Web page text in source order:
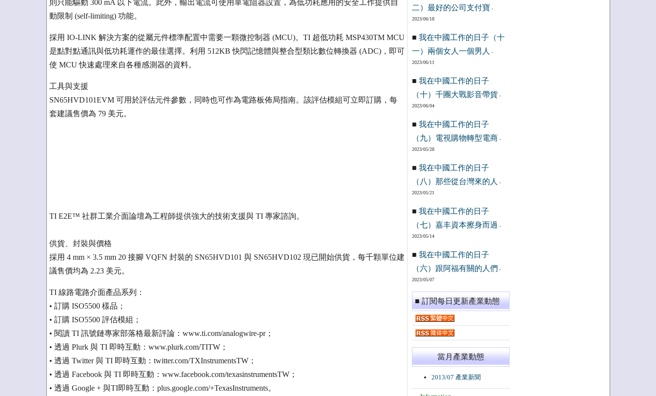
則只能驅動 300 mA 以下電流。此外，輸出電流可使用單電阻器設置，為低功耗應用的安全工作提供自
動限制 (self-limiting) 功能。
採用 IO-LINK 解決方案的從屬元件標準配置中需要一顆微控制器 (MCU)。TI 超低功耗 MSP430TM MCU
是點對點通訊與低功耗運作的最佳選擇。利用 512KB 快閃記憶體與整合型類比數位轉換器 (ADC)，即可
使 MCU 快速處理來自各種感測器的資料。
工具與支援
SN65HVD101EVM 可用於評估元件參數，同時也可作為電路板佈局指南。該評估模組可立即訂購，每
套建議售價為 79 美元。
TI E2E™ 社群工業介面論壇為工程師提供強大的技術支援與 TI 專家諮詢。
供貨、封裝與價格
採用 4 mm × 3.5 mm 20 接腳 VQFN 封裝的 SN65HVD101 與 SN65HVD102 現已開始供貨，每千顆單位建
議售價均為 2.23 美元。
TI 線路電路介面產品系列：
• 訂購 ISO5500 樣品；
• 訂購 ISO5500 評估模組；
• 閱讀 TI 訊號鏈專家部落格最新評論：www.ti.com/analogwire-pr；
• 透過 Plurk 與 TI 即時互動：www.plurk.com/TITW；
• 透過 Twitter 與 TI 即時互動：twitter.com/TXInstrumentsTW；
• 透過 Facebook 與 TI 即時互動：www.facebook.com/texasinstrumentsTW；
• 透過 Google + 與TI即時互動：plus.google.com/+TexasInstruments。
二）最好的公司支付寶 -
2023/06/18
■ 我在中國工作的日子（十
一）兩個女人一個男人
-
2023/06/11
■ 我在中國工作的日子
（十）千團大戰影音帶貨 -
2023/06/04
■ 我在中國工作的日子
（九）電視購物轉型電商 -
2023/05/28
■ 我在中國工作的日子
（八）那些從台灣來的人
-
2023/05/21
■ 我在中國工作的日子
（七）嘉丰資本擦身而過 -
2023/05/14
■ 我在中國工作的日子
（六）跟阿福有關的人們 -
2023/05/07
■ 訂閱每日更新產業動態
當月產業動態
2013/07 產業新聞